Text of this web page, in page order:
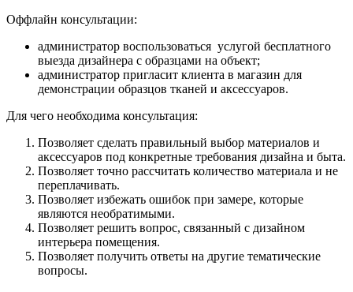
Оффлайн консультации:
администратор воспользоваться услугой бесплатного
выезда дизайнера с образцами на объект;
администратор пригласит клиента в магазин для
демонстрации образцов тканей и аксессуаров.
Для чего необходима консультация:
Позволяет сделать правильный выбор материалов и
аксессуаров под конкретные требования дизайна и быта.
Позволяет точно рассчитать количество материала и не
переплачивать.
Позволяет избежать ошибок при замере, которые
являются необратимыми.
Позволяет решить вопрос, связанный с дизайном
интерьера помещения.
Позволяет получить ответы на другие тематические
вопросы.